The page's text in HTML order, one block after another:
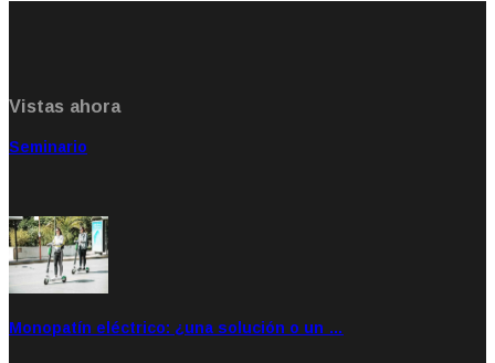
Vistas ahora
Seminario
Monopatín eléctrico: ¿una solución o un …